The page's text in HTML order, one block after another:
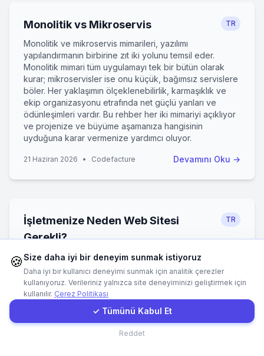
0
1
0
1
0
1
1
1
1
1
0
0
0
Monolitik vs Mikroservis TR
Monolitik ve mikroservis mimarileri, yazılımı
yapılandırmanın birbirine zıt iki yolunu temsil eder.
Monolitik mimari tüm uygulamayı tek bir bütün olarak
kurar; mikroservisler ise onu küçük, bağımsız servislere
böler. Her yaklaşımın ölçeklenebilirlik, karmaşıklık ve
ekip organizasyonu etrafında net güçlü yanları ve
ödünleşimleri vardır. Bu rehber her iki mimariyi açıklıyor
ve projenize ve büyüme aşamanıza hangisinin
uyduğuna karar vermenize yardımcı oluyor.
21 Haziran 2026 • Codefacture Devamını Oku →
İşletmenize Neden Web Sitesi
Gerekli?
TR
Sosyal medya ve çevrimiçi pazar yerleri çağında bazı
işletme sahipleri bir web sitesinin hâlâ gerekli olup
olmadığını merak ediyor. Yanıt net bir evet. Profesyonel
bir web sitesi güven inşa eder, müşteriler arama
markanız üzerinde tam kontrol sağlar. Bu rehber, ne
kadar küçük olursa olsun her işletmenin kendi web
sitesine sahip olmaktan neden yarar gördüğünü
Ortalama Yanıt Süresi: 15 Dakika
Hemen Arayın
WhatsApp
İletişim Formu
Müşteri Girişi
🍪Size daha iyi bir deneyim sunmak istiyoruz
Daha iyi bir kullanıcı deneyimi sunmak için analitik çerezler
kullanıyoruz. Verileriniz yalnızca site deneyiminizi geliştirmek için
kullanılır. Çerez Politikası
✓ Tümünü Kabul Et
Reddet